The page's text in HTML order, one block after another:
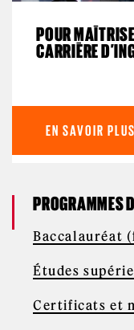
POUR
CARRIÈRE
EN SAVOIR PLUS
PROGRAMMES
Baccalauréat
Études
Certificats et